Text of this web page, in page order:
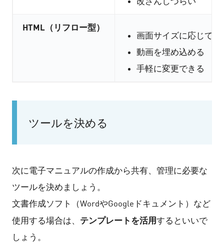
HTML（リフロー型）
画面サイズに応じて
動画を埋め込める
手軽に変更できる
ツールを決める
次に電子マニュアルの作成から共有、管理に必要な
ツールを決めましょう。
文書作成ソフト（WordやGoogleドキュメント）など
使用する場合は、 テンプレートを活用するといいで
しょう。